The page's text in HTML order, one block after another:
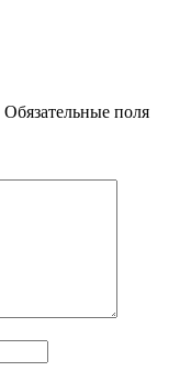
Обязательные поля